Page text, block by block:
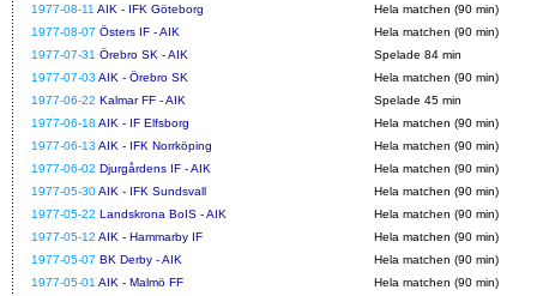
1977-08-11 AIK - IFK Göteborg
Hela matchen (90 min)
1977-08-07 Östers IF - AIK
Hela matchen (90 min)
1977-07-31 Örebro SK - AIK
Spelade 84 min
1977-07-03 AIK - Örebro SK
Hela matchen (90 min)
1977-06-22 Kalmar FF - AIK
Spelade 45 min
1977-06-18 AIK - IF Elfsborg
Hela matchen (90 min)
1977-06-13 AIK - IFK Norrköping
Hela matchen (90 min)
1977-06-02 Djurgårdens IF - AIK
Hela matchen (90 min)
1977-05-30AIK - IFK Sundsvall
Hela matchen (90 min)
1977-05-22 Landskrona BoIS - AIK
Hela matchen (90 min)
1977-05-12 AIK - Hammarby IF
Hela matchen (90 min)
1977-05-07 BK Derby - AIK
Hela matchen (90 min)
1977-05-01 AIK - Malmö FF
Hela matchen (90 min)